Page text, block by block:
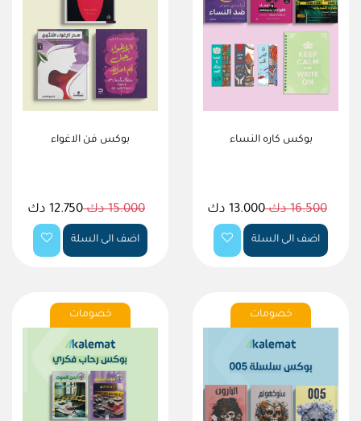
بوكس كاره النساء
16.500 دك 13.000 دك
اضف الى السلة
بوكس فن الاغواء
15.000 دك 12.750 دك
اضف الى السلة
خصومات خصومات